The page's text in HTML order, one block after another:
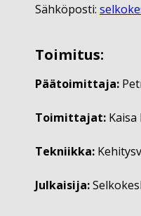
Sähköposti:
Toimitus:
Päätoimittaja:
Toimittajat:
Tekniikka:
Julkaisija: